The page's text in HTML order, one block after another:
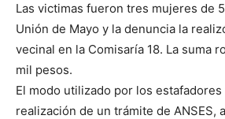
Las victimas fueron tres mujeres de
Unión de Mayo y la denuncia la
vecinal en la Comisaría 18. La suma
mil pesos.
El modo utilizado por los
realización de un trámite de ANSES,